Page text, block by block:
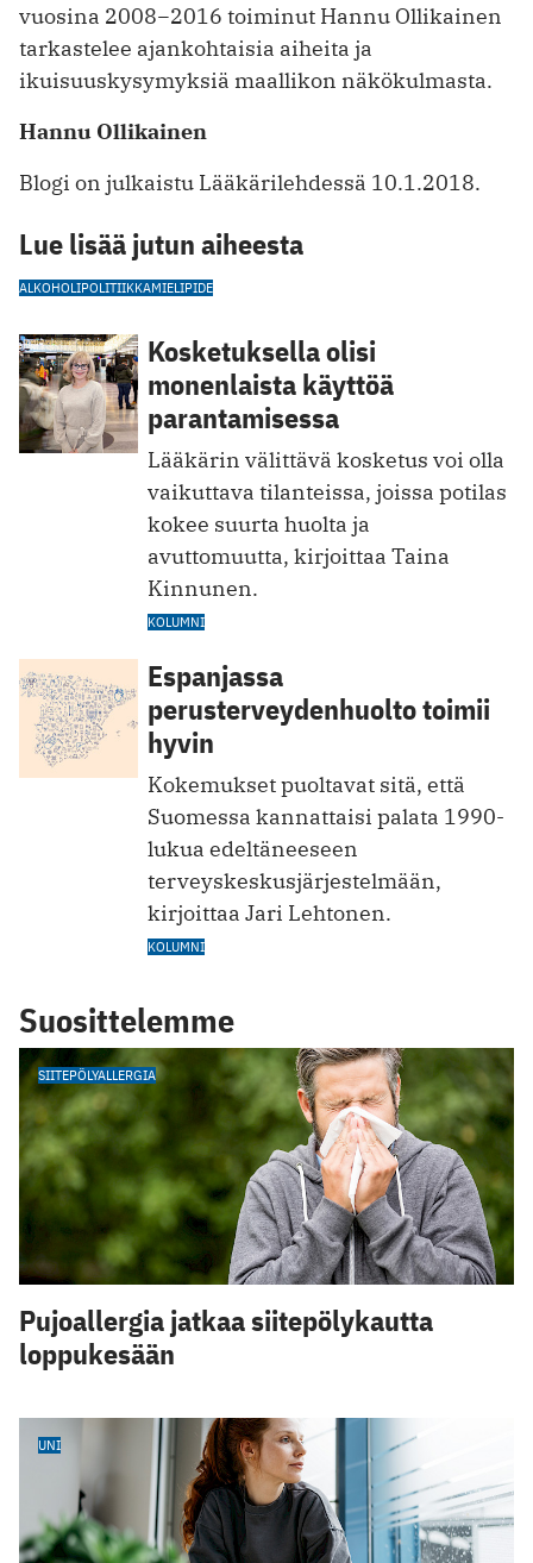
vuosina 2008−2016 toiminut Hannu Ollikainen
tarkastelee ajankohtaisia aiheita ja
ikuisuuskysymyksiä maallikon näkökulmasta.
Hannu Ollikainen
Blogi on julkaistu Lääkärilehdessä 10.1.2018.
Lue lisää jutun aiheesta
ALKOHOLIPOLITIIKKAMIELIPIDE
Kosketuksella olisi
monenlaista käyttöä
parantamisessa
Lääkärin välittävä kosketus voi olla
vaikuttava tilanteissa, joissa potilas
kokee suurta huolta ja
avuttomuutta, kirjoittaa Taina
Kinnunen.
KOLUMNI
Espanjassa
perusterveydenhuolto toimii
hyvin
Kokemukset puoltavat sitä, että
Suomessa kannattaisi palata 1990-
lukua edeltäneeseen
terveyskeskusjärjestelmään,
kirjoittaa Jari Lehtonen.
KOLUMNI
Suosittelemme
SIITEPÖLYALLERGIA
Pujoallergia jatkaa siitepölykautta
loppukesään
UNI